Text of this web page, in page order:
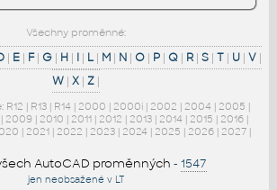
Všechny proměnné:
| E| F| G| H | I| L| M| N| O| P| Q| R| S| T| U| V|
W | X | Z |
R12 | R13 | R14 | 2000 | 2000i | 2002 | 2004 | 2005 |
| 2009 | 2010 | 2011 | 2012 | 2013 | 2014 | 2015 | 2016 |
| 2021 | 2022 | 2023 | 2024 | 2025 | 2026 | 2027 |
AutoCAD proměnných - 1547
jen neobsažené v LT